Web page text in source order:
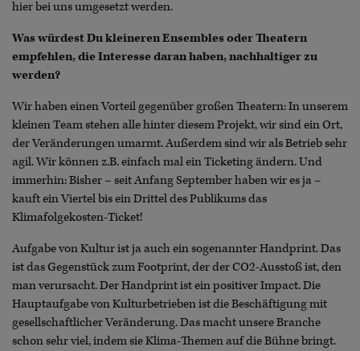
hier bei uns umgesetzt werden.
Was würdest Du kleineren Ensembles oder Theatern
empfehlen, die Interesse daran haben, nachhaltiger zu
werden?
Wir haben einen Vorteil gegenüber großen Theatern: In unserem
kleinen Team stehen alle hinter diesem Projekt, wir sind ein Ort,
der Veränderungen umarmt. Außerdem sind wir als Betrieb sehr
agil. Wir können z.B. einfach mal ein Ticketing ändern. Und
immerhin: Bisher – seit Anfang September haben wir es ja –
kauft ein Viertel bis ein Drittel des Publikums das
Klimafolgekosten-Ticket!
Aufgabe von Kultur ist ja auch ein sogenannter Handprint. Das
ist das Gegenstück zum Footprint, der der CO2-Ausstoß ist, den
man verursacht. Der Handprint ist ein positiver Impact. Die
Hauptaufgabe von Kulturbetrieben ist die Beschäftigung mit
gesellschaftlicher Veränderung. Das macht unsere Branche
schon sehr viel, indem sie Klima-Themen auf die Bühne bringt.